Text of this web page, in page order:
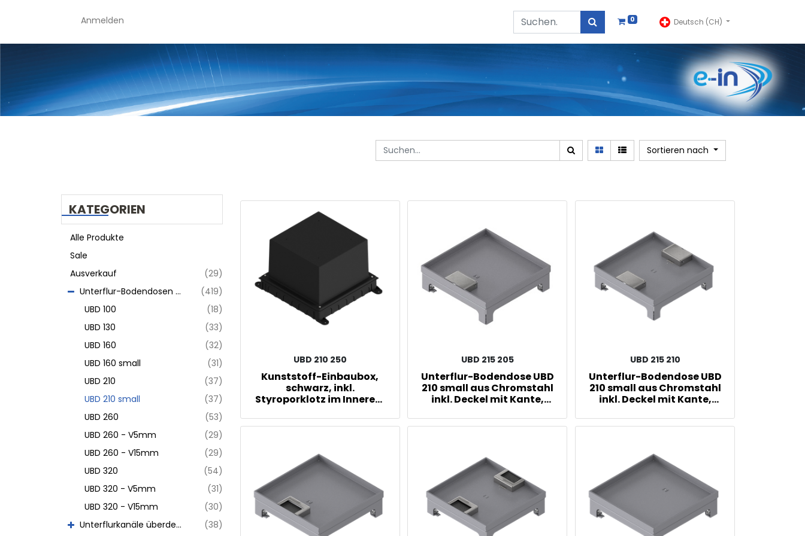
Anmelden 0 Deutsch (CH)
Sortieren nach
KATEGORIEN
Alle Produkte
Sale
Ausverkauf
(29)
Unterflur-Bodendosen aus Chromstahl
(419)
UBD 100
(18)
UBD 130
(33)
UBD 160
(32)
UBD 160 small
(31)
UBD 210
(37)
UBD 210 small
(37)
UBD 260
(53)
UBD 260 - V5mm
(29)
UBD 260 - V15mm
(29)
UBD 320
(54)
UBD 320 - V5mm
(31)
UBD 320 - V15mm
(30)
Unterflurkanäle überdeckt
(38)
UBD 210 250
Kunststoff-Einbaubox,
schwarz, inkl.
Styroporklotz im Inneren,
260x310mm, H: 185mm
UBD 215 205
Unterflur-Bodendose UBD
210 small aus Chromstahl
inkl. Deckel mit Kante,
Vertiefung und 1
UBD 215 210
Unterflur-Bodendose UBD
210 small aus Chromstahl
inkl. Deckel mit Kante,
Schnurauslässen